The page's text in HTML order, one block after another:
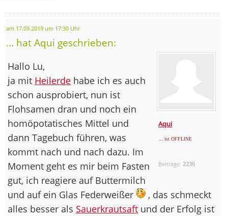
am 17.09.2019 um 17:30 Uhr
... hat Aqui geschrieben:
Aqui
... ist OFFLINE
Beiträge: 2236
Hallo Lu,
ja mit Heilerde habe ich es auch
schon ausprobiert, nun ist
Flohsamen dran und noch ein
homöpotatisches Mittel und
dann Tagebuch führen, was
kommt nach und nach dazu. Im
Moment geht es mir beim Fasten
gut, ich reagiere auf Buttermilch
und auf ein Glas Federweißer
, das schmeckt
alles besser als Sauerkrautsaft und der Erfolg ist